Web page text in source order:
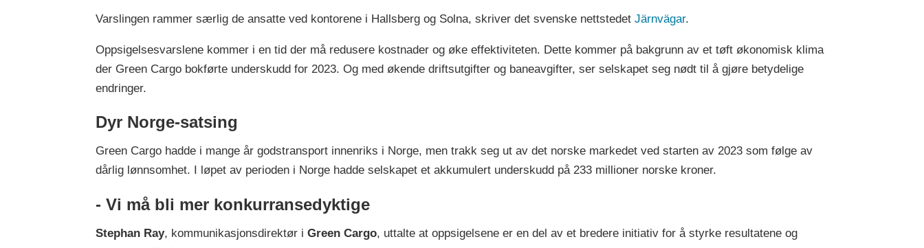
Varslingen rammer særlig de ansatte ved kontorene i Hallsberg og Solna, skriver det svenske nettstedetJärnvägar.
Oppsigelsesvarslene kommer i en tid der må redusere kostnader og øke effektiviteten. Dette kommer på bakgrunn av et tøft økonomisk klima
der Green Cargo bokførte underskudd for 2023. Og med økende driftsutgifter og baneavgifter, ser selskapet seg nødt til å gjøre betydelige
endringer.
Dyr Norge-satsing
Green Cargo hadde i mange år godstransport innenriks i Norge, men trakk seg ut av det norske markedet ved starten av 2023 som følge av
dårlig lønnsomhet. I løpet av perioden i Norge hadde selskapet et akkumulert underskudd på 233 millioner norske kroner.
- Vi må bli mer konkurransedyktige
Stephan Ray, kommunikasjonsdirektør iGreen Cargo, uttalte at oppsigelsene er en del av et bredere initiativ for å styrke resultatene og